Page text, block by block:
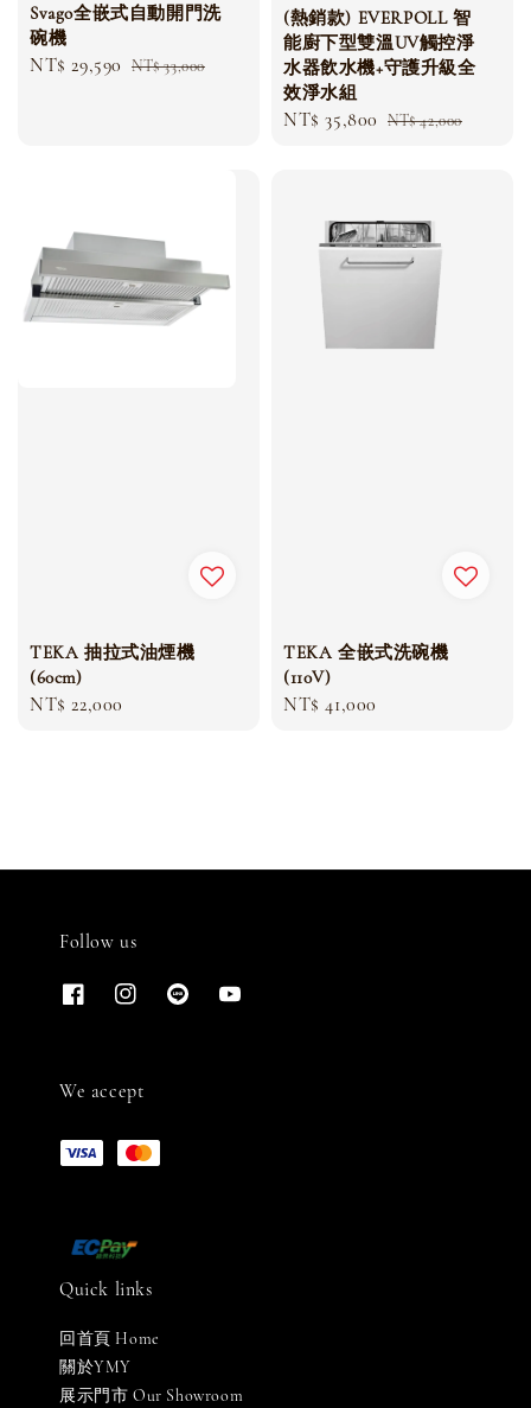
Svago全嵌式自動開門洗
碗機
Sale
NT$ 29,590 Regular
NT$ 33,000
(熱銷款) EVERPOLL 智
能廚下型雙溫UV觸控淨
水器飲水機+守護升級全
效淨水組
Sale
NT$ 35,800 Regular
NT$ 42,000
TEKA 抽拉式油煙機
(60cm)
Regular
NT$ 22,000
TEKA 全嵌式洗碗機
(110V)
Regular
NT$ 41,000
Follow us
We accept
Quick links
回首頁 Home
關於YMY
展示門市 Our Showroom